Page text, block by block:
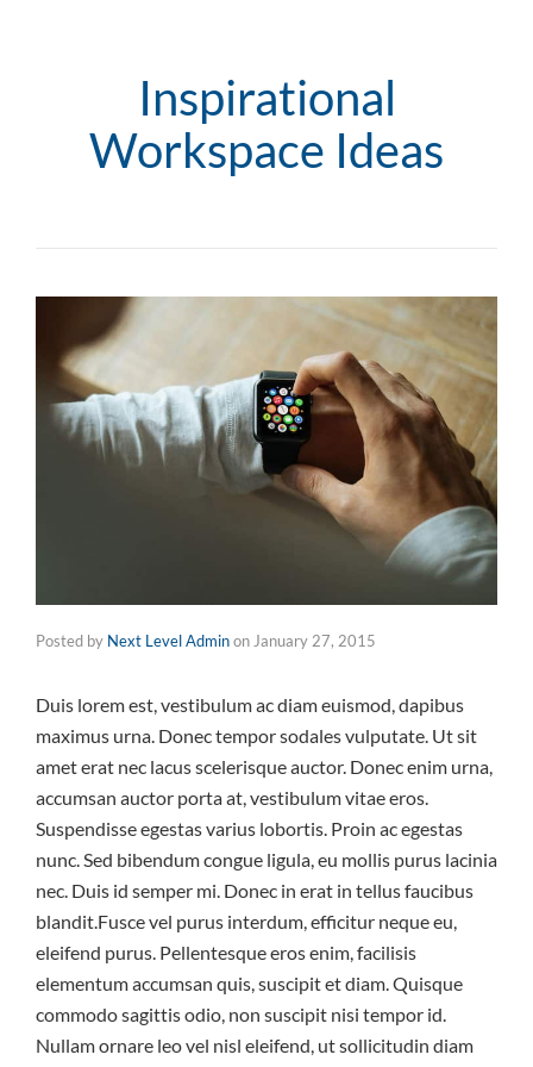
Inspirational
Workspace Ideas
Posted by Next Level Adminon January 27, 2015
Duis lorem est, vestibulum ac diam euismod, dapibus
maximus urna. Donec tempor sodales vulputate. Ut sit
amet erat nec lacus scelerisque auctor. Donec enim urna,
accumsan auctor porta at, vestibulum vitae eros.
Suspendisse egestas varius lobortis. Proin ac egestas
nunc. Sed bibendum congue ligula, eu mollis purus lacinia
nec. Duis id semper mi. Donec in erat in tellus faucibus
blandit.Fusce vel purus interdum, efficitur neque eu,
eleifend purus. Pellentesque eros enim, facilisis
elementum accumsan quis, suscipit et diam. Quisque
commodo sagittis odio, non suscipit nisi tempor id.
Nullam ornare leo vel nisl eleifend, ut sollicitudin diam